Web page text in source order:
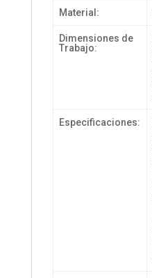
Material:
Dimensiones de
Trabajo:
Especificaciones: